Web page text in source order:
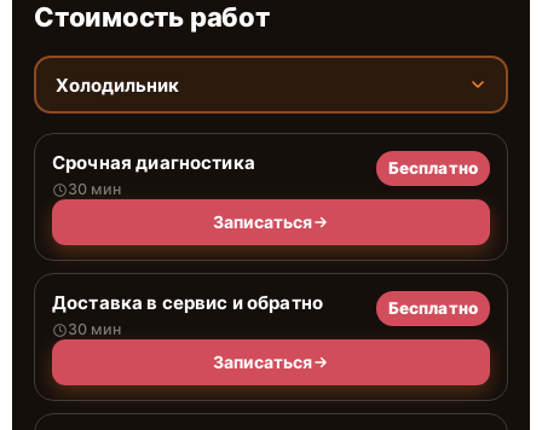
Стоимость работ
Холодильник
Срочная диагностика
30 мин
Бесплатно
Записаться
Доставка в сервис и обратно
30 мин
Бесплатно
Записаться